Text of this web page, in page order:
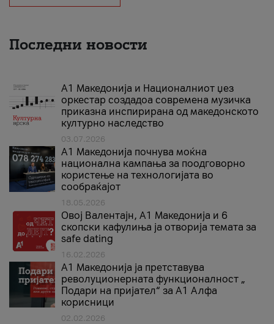
Последни новости
А1 Македонија и Националниот џез
оркестар создадоа современа музичка
приказна инспирирана од македонското
културно наследство
03.07.2026
A1 Македонија почнува моќна
национална кампања за поодговорно
користење на технологијата во
сообраќајот
18.05.2026
Овој Валентајн, A1 Македонија и 6
скопски кафулиња ја отворија темата за
safe dating
16.02.2026
А1 Македонија ја претставува
револуционерната функционалност „
Подари на пријател“ за А1 Алфа
корисници
02.02.2026